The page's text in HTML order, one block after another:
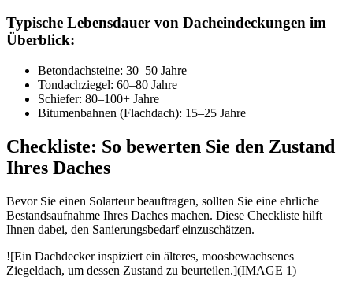
Typische Lebensdauer von Dacheindeckungen im
Überblick:
Betondachsteine: 30–50 Jahre
Tondachziegel: 60–80 Jahre
Schiefer: 80–100+ Jahre
Bitumenbahnen (Flachdach): 15–25 Jahre
Checkliste: So bewerten Sie den Zustand
Ihres Daches
Bevor Sie einen Solarteur beauftragen, sollten Sie eine ehrliche
Bestandsaufnahme Ihres Daches machen. Diese Checkliste hilft
Ihnen dabei, den Sanierungsbedarf einzuschätzen.
![Ein Dachdecker inspiziert ein älteres, moosbewachsenes
Ziegeldach, um dessen Zustand zu beurteilen.](IMAGE 1)